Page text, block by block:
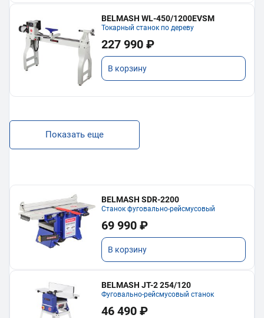
BELMASH WL-450/1200EVSM
Токарный станок по дереву
227 990 ₽
В корзину
Показать еще
BELMASH SDR-2200
Станок фуговально-рейсмусовый
69 990 ₽
В корзину
BELMASH JT-2 254/120
Фуговально-рейсмусовый станок
46 490 ₽